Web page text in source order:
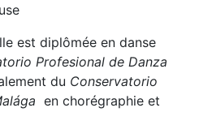
est diplômée en danse
Profesional de Danza
du Conservatorio
en chorégraphie et